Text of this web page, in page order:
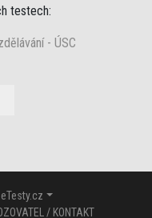
testech:
- ÚSC
eTesty.cz
/ KONTAKT